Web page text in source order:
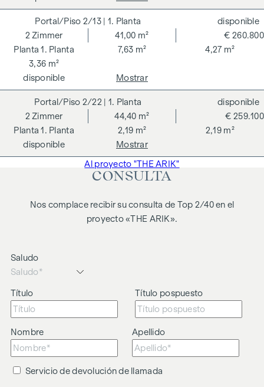
económica entre el agente y el tercero a intermediar.
El agente actúa como doble intermediario.
2/13 | 1. Planta
1. Planta
2 Zimmer
41,00 m²
7,63 m²
4,27 m²
3,36 m²
€ 260.800
disponible
disponible
Mostrar
2/22 | 1. Planta
1. Planta
2 Zimmer
44,40 m²
2,19 m²
2,19 m²
€ 259.100
disponible
disponible
Mostrar
Al proyecto "THE ARIK"
CONSULTA
Nos complace recibir su consulta de Top 2/40 en el
proyecto «THE ARIK».
Saludo
Título Título pospuesto
Nombre Apellido
Servicio de devolución de llamada